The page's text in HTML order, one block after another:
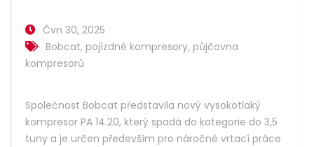
Čvn 30, 2025
Bobcat, pojízdné kompresory, půjčovna
kompresorů
Společnost Bobcat představila nový vysokotlaký
kompresor PA 14.20, který spadá do kategorie do 3,5
tuny a je určen především pro náročné vrtací práce